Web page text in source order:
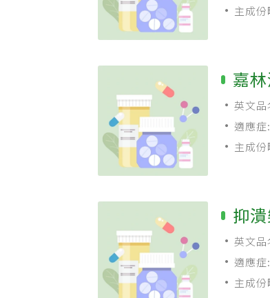
主成
嘉
英文
適應
療、胃
主成
抑
英文
適應
炎及／
主成